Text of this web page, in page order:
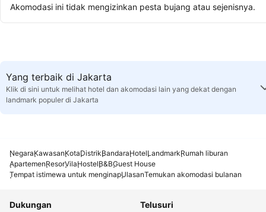
Akomodasi ini tidak mengizinkan pesta bujang atau sejenisnya.
Yang terbaik di Jakarta
Klik di sini untuk melihat hotel dan akomodasi lain yang dekat dengan
landmark populer di Jakarta
NegaraKawasanKotaDistrikBandaraHotelLandmarkRumah liburan
ApartemenResorVilaHostelB&BGuest House
Tempat istimewa untuk menginapUlasanTemukan akomodasi bulanan
Dukungan
Telusuri